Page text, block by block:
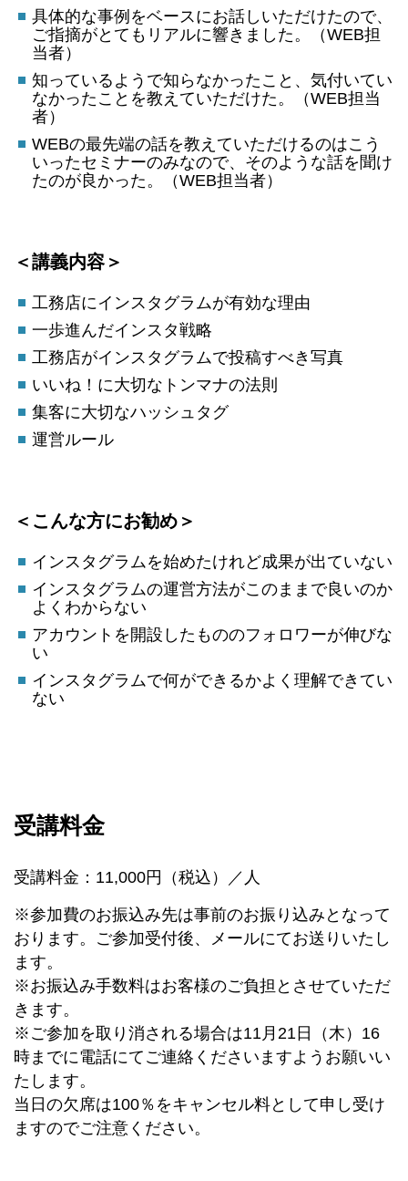
具体的な事例をベースにお話しいただけたので、
ご指摘がとてもリアルに響きました。（WEB担
当者）
知っているようで知らなかったこと、気付いてい
なかったことを教えていただけた。（WEB担当
者）
WEBの最先端の話を教えていただけるのはこう
いったセミナーのみなので、そのような話を聞け
たのが良かった。（WEB担当者）
＜講義内容＞
工務店にインスタグラムが有効な理由
一歩進んだインスタ戦略
工務店がインスタグラムで投稿すべき写真
いいね！に大切なトンマナの法則
集客に大切なハッシュタグ
運営ルール
＜こんな方にお勧め＞
インスタグラムを始めたけれど成果が出ていない
インスタグラムの運営方法がこのままで良いのか
よくわからない
アカウントを開設したもののフォロワーが伸びな
い
インスタグラムで何ができるかよく理解できてい
ない
受講料金
受講料金：11,000円（税込）／人
※参加費のお振込み先は事前のお振り込みとなって
おります。ご参加受付後、メールにてお送りいたし
ます。
※お振込み手数料はお客様のご負担とさせていただ
きます。
※ご参加を取り消される場合は11月21日（木）16
時までに電話にてご連絡くださいますようお願いい
たします。
当日の欠席は100％をキャンセル料として申し受け
ますのでご注意ください。